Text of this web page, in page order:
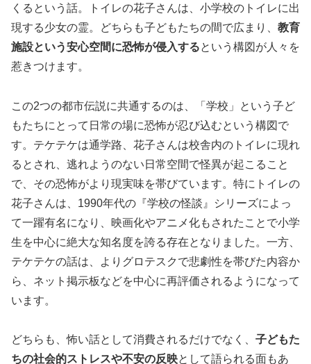
くるという話。トイレの花子さんは、小学校のトイレに出
現する少女の霊。どちらも子どもたちの間で広まり、 教育
施設という安心空間に恐怖が侵入するという構図が人々を
惹きつけます。
この2つの都市伝説に共通するのは、「学校」という子ど
もたちにとって日常の場に恐怖が忍び込むという構図で
す。テケテケは通学路、花子さんは校舎内のトイレに現れ
るとされ、逃れようのない日常空間で怪異が起こること
で、その恐怖がより現実味を帯びています。特にトイレの
花子さんは、1990年代の『学校の怪談』シリーズによっ
て一躍有名になり、映画化やアニメ化もされたことで小学
生を中心に絶大な知名度を誇る存在となりました。一方、
テケテケの話は、よりグロテスクで悲劇性を帯びた内容か
ら、ネット掲示板などを中心に再評価されるようになって
います。
どちらも、怖い話として消費されるだけでなく、 子どもた
ちの社会的ストレスや不安の反映として語られる面もあ